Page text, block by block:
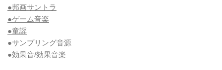
●邦画サントラ
●ゲーム音楽
●童謡
●サンプリング音源
●効果音/効果音楽